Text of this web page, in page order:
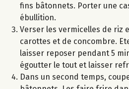
fins bâtonnets. Porter une
ébullition.
Verser les vermicelles de riz
carottes et de concombre.
laisser reposer pendant 5
égoutter le tout et laisser
Dans un second temps,